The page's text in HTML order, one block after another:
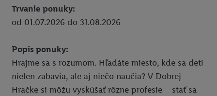
Ksebe prve sedenie
MG
Union zľava 10 % na PZP a havarijné poistenie
Trvanie ponuky:
od 01.07.2026 do 31.08.2026
Popis ponuky:
Hrajme sa s rozumom. Hľadáte miesto, kde sa deti
nielen zabavia, ale aj niečo naučia? V Dobrej
Hračke si môžu vyskúšať rôzne profesie – stať sa